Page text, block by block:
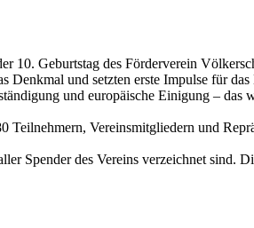
10. Geburtstag des Förderverein
Denkmal und setzten erste Impulse für
und europäische Einigung – das
Vereinsmitgliedern und
Spender des Vereins verzeichnet sind.